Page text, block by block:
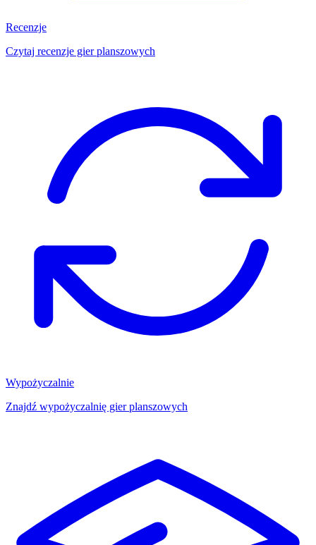
Recenzje
Czytaj recenzje gier planszowych
Wypożyczalnie
Znajdź wypożyczalnię gier planszowych